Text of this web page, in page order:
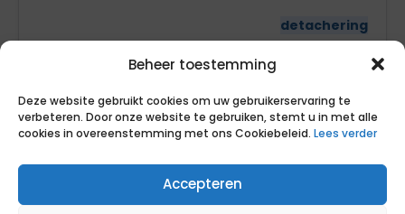
Beheer toestemming
Deze website gebruikt cookies om uw gebruikerservaring te
verbeteren. Door onze website te gebruiken, stemt u in met alle
cookies in overeenstemming met ons Cookiebeleid. Lees verder
Accepteren
detachering